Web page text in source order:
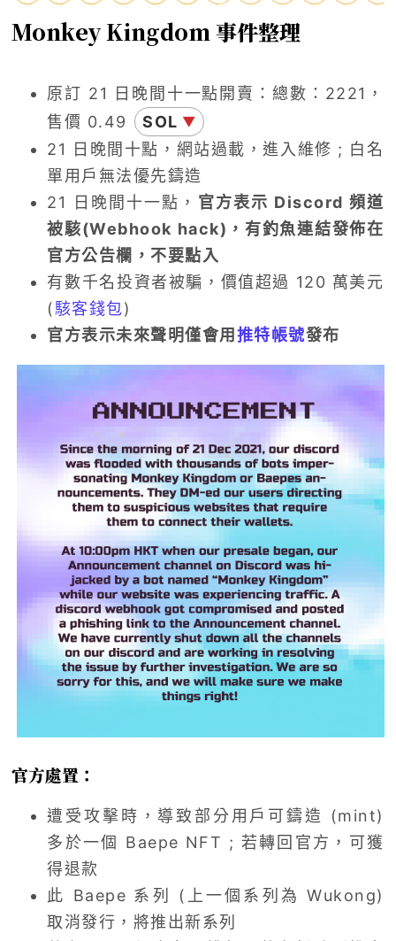
Monkey Kingdom 事件整理
原訂 21 日晚間十一點開賣：總數：2221，
售價 0.49
SOL ▼
21 日晚間十點，網站過載，進入維修 ; 白名
單用戶無法優先鑄造
21 日晚間十一點， 官方表示 Discord 頻道
被駭(Webhook hack)，有釣魚連結發佈在
官方公告欄，不要點入
有數千名投資者被騙，價值超過 120 萬美元
(駭客錢包)
官方表示未來聲明僅會用 推特帳號發布
官方處置：
遭受攻擊時，導致部分用戶可鑄造 (mint)
多於一個 Baepe NFT ; 若轉回官方，可獲
得退款
此 Baepe 系列 (上一個系列為 Wukong)
取消發行，將推出新系列